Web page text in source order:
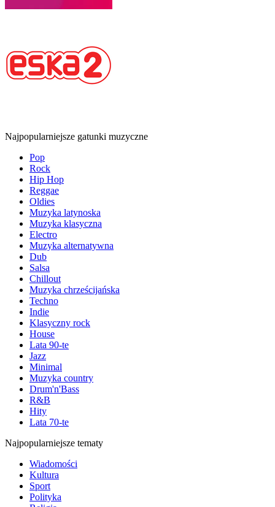
Najpopularniejsze gatunki muzyczne
Pop
Rock
Hip Hop
Reggae
Oldies
Muzyka latynoska
Muzyka klasyczna
Electro
Muzyka alternatywna
Dub
Salsa
Chillout
Muzyka chrześcijańska
Techno
Indie
Klasyczny rock
House
Lata 90-te
Jazz
Minimal
Muzyka country
Drum'n'Bass
R&B
Hity
Lata 70-te
Najpopularniejsze tematy
Wiadomości
Kultura
Sport
Polityka